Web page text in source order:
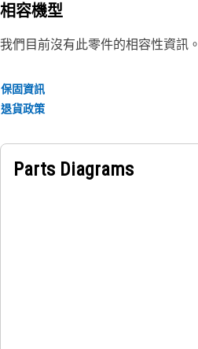
相容機型
我們目前沒有此零件的相容性資訊。
保固資訊
退貨政策
Parts Diagrams